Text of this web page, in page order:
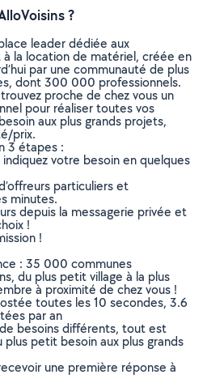
?
leader dédiée aux
la location de matériel, créée en
par une communauté de plus
dont 300 000 professionnels.
proche de chez vous un
pour réaliser toutes vos
aux plus grands projets,
prix.
3 étapes :
votre besoin en quelques
particuliers et
minutes.
depuis la messagerie privée et
!
!
: 35 000 communes
du plus petit village à la plus
à proximité de chez vous !
toutes les 10 secondes, 3.6
par an
besoins différents, tout est
plus petit besoin aux plus grands
une première réponse à